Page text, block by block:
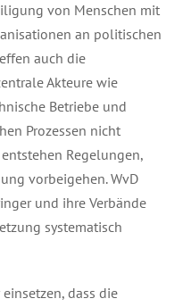
von Menschen mit
an politischen
auch die
Akteure wie
Betriebe und
Prozessen nicht
Regelungen,
vorbeigehen. WvD
und ihre Verbände
systematisch
dass die